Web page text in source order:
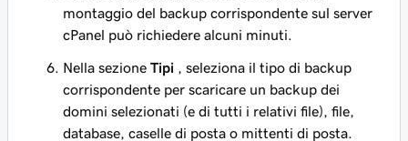
montaggio del backup corrispondente sul server
cPanel può richiedere alcuni minuti.
Nella sezione Tipi , seleziona il tipo di backup
corrispondente per scaricare un backup dei
domini selezionati (e di tutti i relativi file), file,
database, caselle di posta o mittenti di posta.